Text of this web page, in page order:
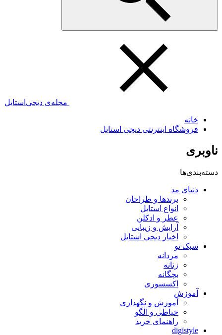
مجله‌ی دیجی‌استایل
خانه
فروشگاه اینترنتی دیجی استایل
ناوبری
دسته‌بندی‌ها
دنیای مد
برندها و طراحان
انواع استایل
عطر و ادکلن
آرایش و زیبایی
اخبار دیجی استایل
سبک تو
مردانه
زنانه
بچگانه
اکسسوری
آموزش
آموزش و نگهداری
خیاطی و الگو
راهنمای خرید
digistyle